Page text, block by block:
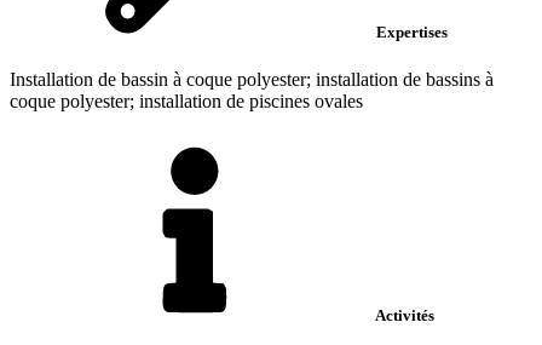
Expertises
Installation de bassin à coque polyester; installation de bassins à
coque polyester; installation de piscines ovales
Activités